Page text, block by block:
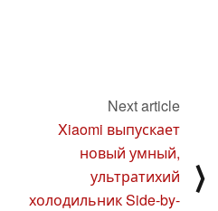
Next article
Xiaomi выпускает
новый умный,
ультратихий
холодильник Side-by-
⟩